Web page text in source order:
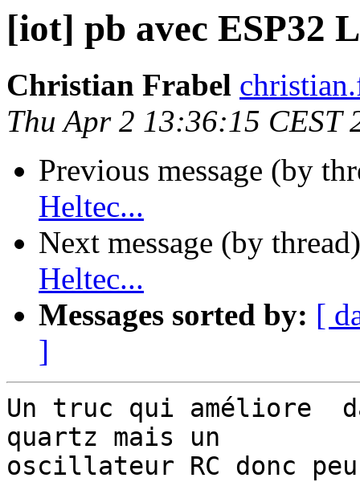
[iot] pb avec ESP32
Christian Frabel
Thu Apr 2 13:36:15 CEST
Previous message (by
Heltec...
Next message (by
Heltec...
Messages sorted by: [
]
Un truc qui améliore
quartz mais un
oscillateur RC donc